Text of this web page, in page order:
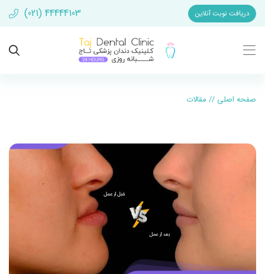
دریافت نوبت آنلاین (021) 44444103
صفحه اصلی // مقالات